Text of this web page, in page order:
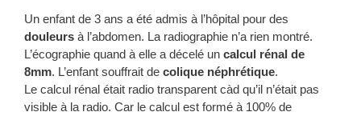
Un enfant de 3 ans a été admis à l’hôpital pour des
douleurs à l’abdomen. La radiographie n’a rien montré.
L’écographie quand à elle a décelé un calcul rénal de
8mm. L’enfant souffrait de colique néphrétique.
Le calcul rénal était radio transparent càd qu’il n’était pas
visible à la radio. Car le calcul est formé à 100% de